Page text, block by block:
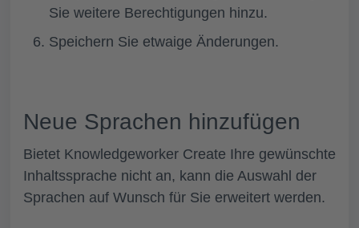
Sie weitere Berechtigungen hinzu.
Speichern Sie etwaige Änderungen.
Neue Sprachen hinzufügen
Bietet Knowledgeworker Create Ihre gewünschte
Inhaltssprache nicht an, kann die Auswahl der
Sprachen auf Wunsch für Sie erweitert werden.